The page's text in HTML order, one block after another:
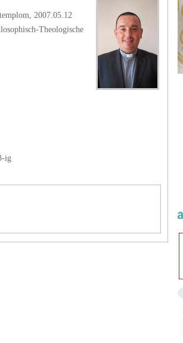
2007.05.12
Theologische
-ig